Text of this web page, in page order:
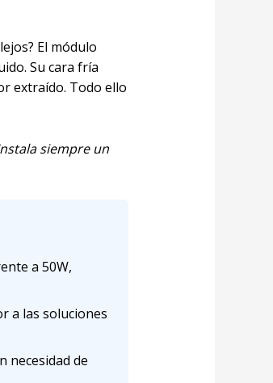
El módulo
Su cara fría
extraído. Todo ello
siempre un
a 50W,
a las soluciones
necesidad de